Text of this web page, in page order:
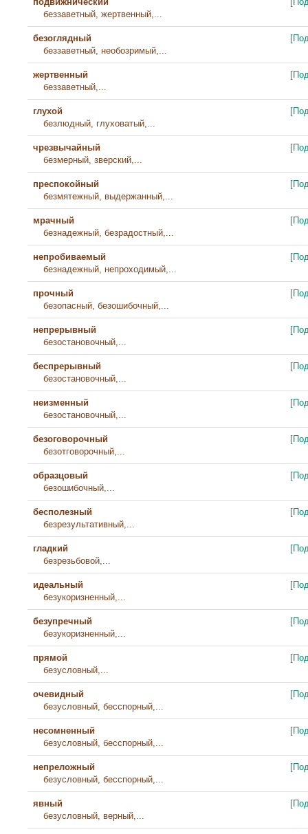
беззаветный, жертвенный,...
безоглядный
беззаветный, необозримый,...
жертвенный
беззаветный,...
глухой
безлюдный, глуховатый,...
чрезвычайный
безмерный, зверский,...
преспокойный
безмятежный, выдержанный,...
мрачный
безнадежный, безрадостный,...
непробиваемый
безнадежный, непроходимый,...
прочный
безопасный, безошибочный,...
непрерывный
безостановочный,...
беспрерывный
безостановочный,...
неизменный
безостановочный,...
безоговорочный
безотговорочный,...
образцовый
безошибочный,...
бесполезный
безрезультативный,...
гладкий
безрезьбовой,...
идеальный
безукоризненный,...
безупречный
безукоризненный,...
прямой
безусловный,...
очевидный
безусловный, бесспорный,...
несомненный
безусловный, бесспорный,...
непреложный
безусловный, бесспорный,...
явный
безусловный, верный,...